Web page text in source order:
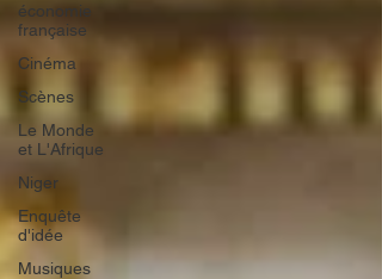
économie
française
Cinéma
Scènes
Le Monde
et L'Afrique
Niger
Enquête
d'idée
Musiques